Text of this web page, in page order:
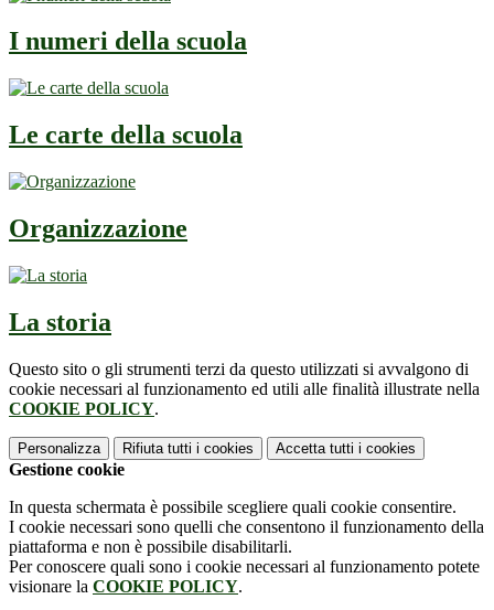
I numeri della scuola
Le carte della scuola
Organizzazione
La storia
Questo sito o gli strumenti terzi da questo utilizzati si avvalgono di
cookie necessari al funzionamento ed utili alle finalità illustrate nella
COOKIE POLICY.
Personalizza Rifiuta tutti i cookies Accetta tutti i cookies
Gestione cookie
In questa schermata è possibile scegliere quali cookie consentire.
I cookie necessari sono quelli che consentono il funzionamento della
piattaforma e non è possibile disabilitarli.
Per conoscere quali sono i cookie necessari al funzionamento potete
visionare la COOKIE POLICY.